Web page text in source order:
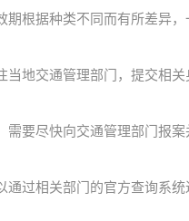
根据种类不同而有所差异
地交通管理部门，提交相
要尽快向交通管理部门报
过相关部门的官方查询系